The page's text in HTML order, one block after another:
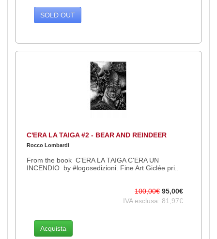
SOLD OUT
C'ERA LA TAIGA #2 - BEAR AND REINDEER
Rocco Lombardi
From the book C'ERA LA TAIGA C'ERA UN
INCENDIO by #logosedizioni. Fine Art Giclée pri..
100,00€ 95,00€
IVA esclusa: 81,97€
Acquista